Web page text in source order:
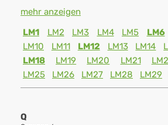
mehr anzeigen
LM1
LM2 LM3 LM4 LM5 LM6
LM10
LM11 LM12 LM13 LM14
LM18
LM19 LM20 LM21
LM25
LM26 LM27 LM28 LM29
Q